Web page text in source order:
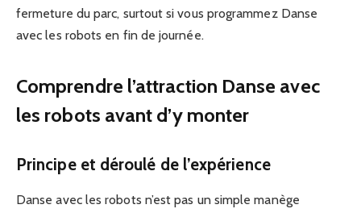
fermeture du parc, surtout si vous programmez Danse
avec les robots en fin de journée.
Comprendre l’attraction Danse avec
les robots avant d’y monter
Principe et déroulé de l’expérience
Danse avec les robots n’est pas un simple manège